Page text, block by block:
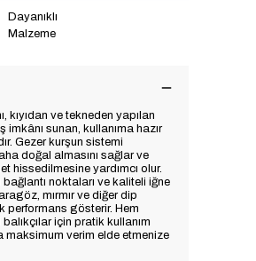
Dayanıklı
Malzeme
kıyıdan ve tekneden yapılan
imkânı sunan, kullanıma hazır
Gezer kurşun sistemi
doğal almasını sağlar ve
hissedilmesine yardımcı olur.
noktaları ve kaliteli iğne
mırmır ve diğer dip
performans gösterir. Hem
için pratik kullanım
maksimum verim elde etmenize